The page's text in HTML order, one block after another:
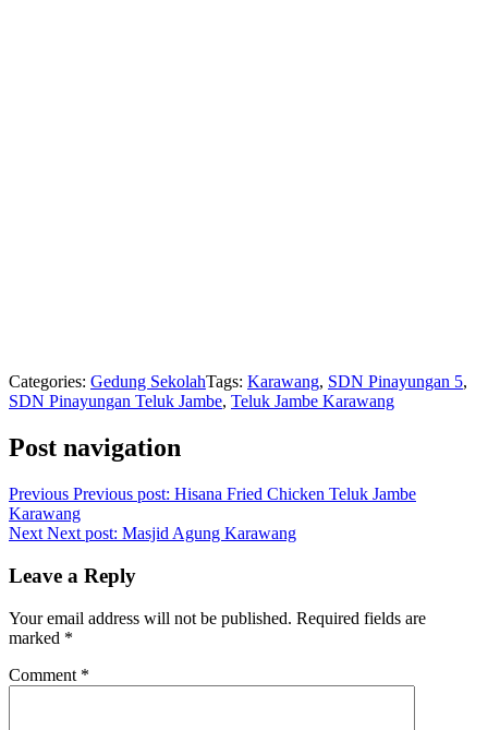
Categories: Gedung SekolahTags: Karawang, SDN Pinayungan 5,
SDN Pinayungan Teluk Jambe, Teluk Jambe Karawang
Post navigation
Previous Previous post: Hisana Fried Chicken Teluk Jambe
Karawang
Next Next post: Masjid Agung Karawang
Leave a Reply
Your email address will not be published. Required fields are
marked *
Comment *